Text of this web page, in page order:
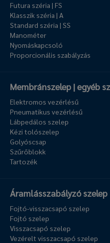
Futura széria | FS
Klasszik széria | A
Standard széria | SS
Manométer
Nyomáskapcsoló
Proporcionális szabályzás
Membránszelep | egyéb
Elektromos vezérlésű
Pneumatikus vezérlésű
Lábpedálos szelep
Kézi tolószelep
Golyóscsap
Szűrőblokk
Tartozék
Áramlásszabályzó szelep
Fojtó-visszacsapó szelep
Fojtó szelep
Visszacsapó szelep
Vezérelt visszacsapó szelep